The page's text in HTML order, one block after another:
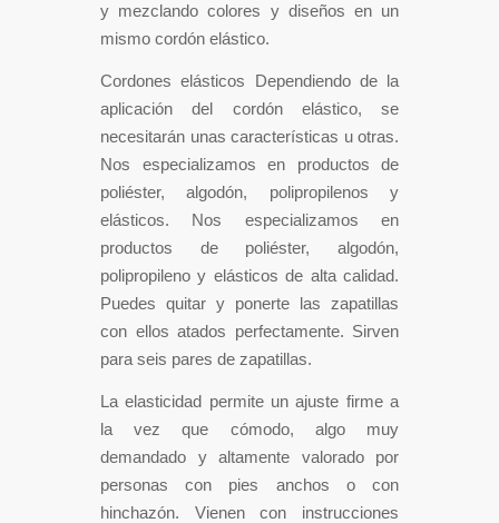
y mezclando colores y diseños en un
mismo cordón elástico.
Cordones elásticos Dependiendo de la
aplicación del cordón elástico, se
necesitarán unas características u otras.
Nos especializamos en productos de
poliéster, algodón, polipropilenos y
elásticos. Nos especializamos en
productos de poliéster, algodón,
polipropileno y elásticos de alta calidad.
Puedes quitar y ponerte las zapatillas
con ellos atados perfectamente. Sirven
para seis pares de zapatillas.
La elasticidad permite un ajuste firme a
la vez que cómodo, algo muy
demandado y altamente valorado por
personas con pies anchos o con
hinchazón. Vienen con instrucciones